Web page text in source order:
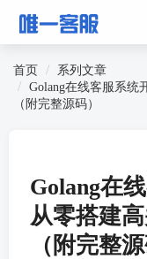
首页
系列文章
Golang在线客服系统
（附完整源码）
Golang在
从零搭建
（附完整源